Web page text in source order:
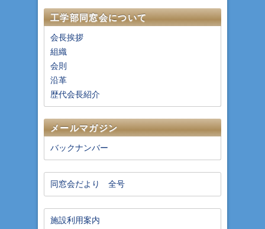
工学部同窓会について
会長挨拶
組織
会則
沿革
歴代会長紹介
メールマガジン
バックナンバー
同窓会だより 全号
施設利用案内